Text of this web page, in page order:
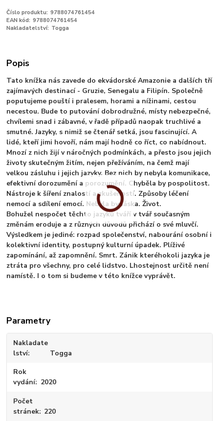
Číslo produktu: 9788074761454
EAN kód: 9788074761454
Nakladatelství: Togga
Popis
Tato knížka nás zavede do ekvádorské Amazonie a dalších tří
zajímavých destinací - Gruzie, Senegalu a Filipín. Společně
poputujeme pouští i pralesem, horami a nížinami, cestou
necestou. Bude to putování dobrodružné, místy nebezpečné,
chvílemi snad i zábavné, v řadě případů naopak truchlivé a
smutné. Jazyky, s nimiž se čtenář setká, jsou fascinující. A
lidé, kteří jimi hovoří, nám mají hodně co říct, co nabídnout.
Mnozí z nich žijí v náročných podmínkách, a přesto jsou jejich
životy skutečným žitím, nejen přežíváním, na čemž mají
velkou zásluhu i jejich jazyky. Bez nich by nebyla komunikace,
efektivní dorozumění a porozumění. Chyběla by pospolitost.
Nástroje k šíření znalostí a zkušeností. Způsoby léčení
nemocí a sdílení emocí. Nebyla by láska. Život.
Bohužel nespočet těchto jazyků tváří v tvář současným
změnám eroduje a z různých důvodů přichází o své mluvčí.
Výsledkem je jediné: rozpad společenství, nabourání osobní i
kolektivní identity, postupný kulturní úpadek. Plíživé
zapomínání, až zapomnění. Smrt. Zánik kteréhokoli jazyka je
ztráta pro všechny, pro celé lidstvo. Lhostejnost určitě není
namístě. I o tom si budeme v této knížce vyprávět.
Parametry
Nakladate
lství
Togga
Rok
vydání
2020
Počet
stránek 220